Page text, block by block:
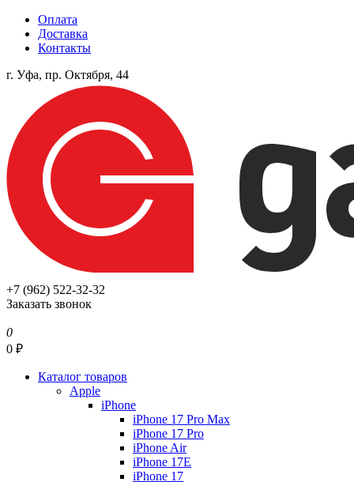
Оплата
Доставка
Контакты
г. Уфа, пр. Октября, 44
+7 (962) 522-32-32
Заказать звонок
0
0 ₽
Каталог товаров
Apple
iPhone
iPhone 17 Pro Max
iPhone 17 Pro
iPhone Air
iPhone 17E
iPhone 17